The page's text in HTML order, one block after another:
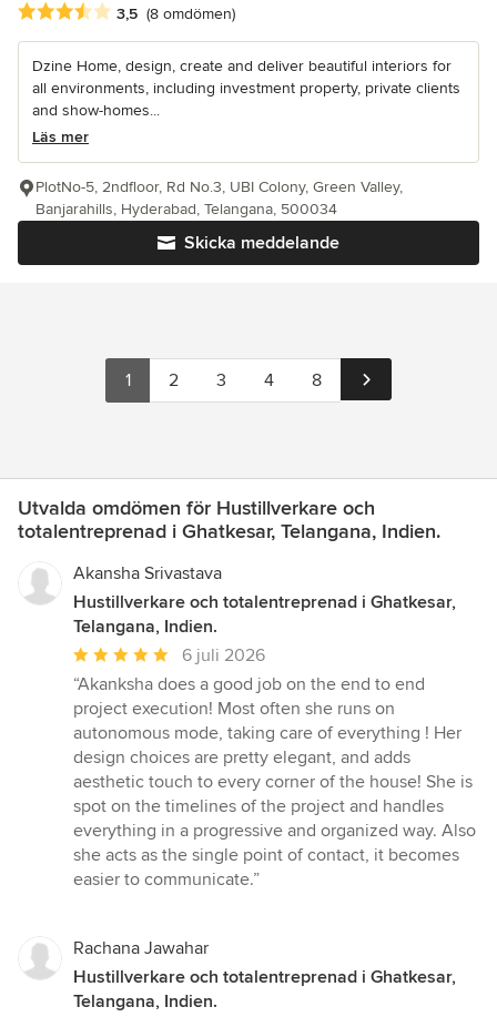
Genomsnittligt omdöme: 3.5 av 5 stjärnor
3,5 (8 omdömen)
Dzine Home, design, create and deliver beautiful interiors for
all environments, including investment property, private clients
and show-homes...
Läs mer
Skicka meddelande
PlotNo-5, 2ndfloor, Rd No.3, UBI Colony, Green Valley,
Banjarahills, Hyderabad, Telangana, 500034
1 2 3 4 8
Utvalda omdömen för Hustillverkare och
totalentreprenad i Ghatkesar, Telangana, Indien.
Akansha Srivastava
Hustillverkare och totalentreprenad i Ghatkesar,
Telangana, Indien.
Genomsnittligt
omdöme:
5
av
5
stjärnor
6 juli 2026
“Akanksha does a good job on the end to end
project execution! Most often she runs on
autonomous mode, taking care of everything ! Her
design choices are pretty elegant, and adds
aesthetic touch to every corner of the house! She is
spot on the timelines of the project and handles
everything in a progressive and organized way. Also
she acts as the single point of contact, it becomes
easier to communicate.”
Rachana Jawahar
Hustillverkare och totalentreprenad i Ghatkesar,
Telangana, Indien.